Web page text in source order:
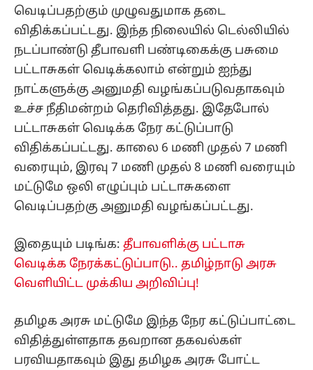
வெடிப்பதற்கும் முழுவதுமாக தடை
விதிக்கப்பட்டது. இந்த நிலையில் டெல்லியில்
நடப்பாண்டு தீபாவளி பண்டிகைக்கு பசுமை
பட்டாசுகள் வெடிக்கலாம் என்றும் ஐந்து
நாட்களுக்கு அனுமதி வழங்கப்படுவதாகவும்
உச்ச நீதிமன்றம் தெரிவித்தது. இதேபோல்
பட்டாசுகள் வெடிக்க நேர கட்டுப்பாடு
விதிக்கப்பட்டது. காலை 6 மணி முதல் 7 மணி
வரையும், இரவு 7 மணி முதல் 8 மணி வரையும்
மட்டுமே ஒலி எழுப்பும் பட்டாசுகளை
வெடிப்பதற்கு அனுமதி வழங்கப்பட்டது.
இதையும் படிங்க: தீபாவளிக்கு பட்டாசு
வெடிக்க நேரக்கட்டுப்பாடு.. தமிழ்நாடு அரசு
வெளியிட்ட முக்கிய அறிவிப்பு!
தமிழக அரசு மட்டுமே இந்த நேர கட்டுப்பாட்டை
விதித்துள்ளதாக தவறான தகவல்கள்
பரவியதாகவும் இது தமிழக அரசு போட்ட